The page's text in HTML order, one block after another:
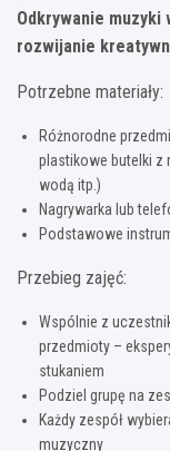
Odkrywanie muzyki
rozwijanie
Potrzebne materiały:
Różnorodne
plastikowe butelki z
wodą itp.)
Nagrywarka lub
Podstawowe
Przebieg zajęć:
Wspólnie z
przedmioty –
stukaniem
Podziel grupę na
Każdy zespół
muzyczny